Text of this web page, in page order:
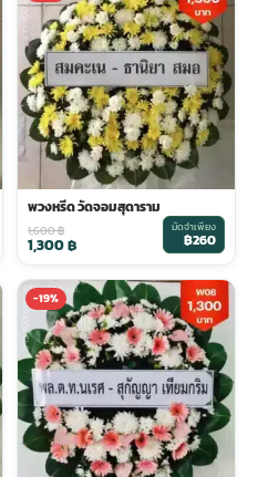
พวงหรีด วัดจอมสุดาราม
1,600฿
1,300฿
มัดจำเพียง
฿260
-19%